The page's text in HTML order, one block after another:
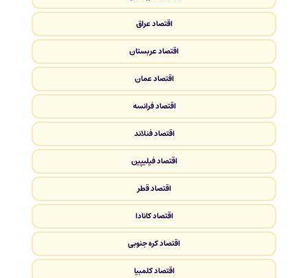
اقتصاد عراق
اقتصاد عربستان
اقتصاد عمان
اقتصاد فرانسه
اقتصاد فنلاند
اقتصاد فیلیپین
اقتصاد قطر
اقتصاد کانادا
اقتصاد کره جنوبی
اقتصاد کلمبیا